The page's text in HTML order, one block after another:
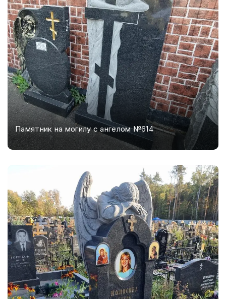
Памятник на могилу с ангелом №614